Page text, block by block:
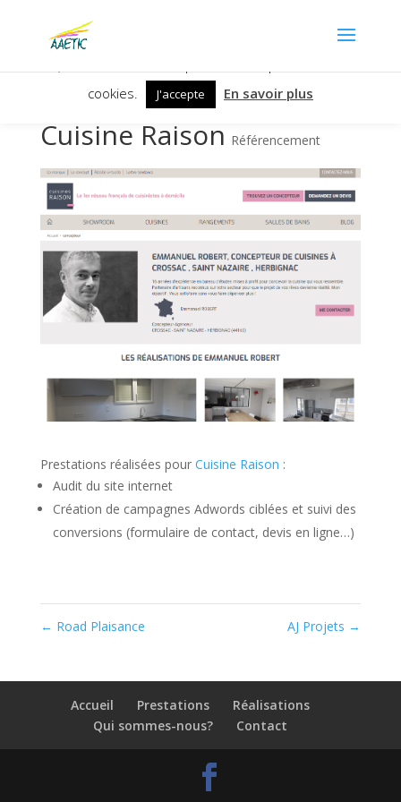
Cuisine Raison Référencement
Prestations réalisées pour Cuisine Raison :
Audit du site internet
Création de campagnes Adwords ciblées et suivi des
conversions (formulaire de contact, devis en ligne…)
← Road Plaisance AJ Projets →
Accueil Prestations
Réalisations
Qui sommes-nous?
Contact
Nous utilisons des cookies pour vous garantir la meilleure
expérience sur notre site. Si vous continuez à utiliser ce
cookies.
J'accepte En savoir plus